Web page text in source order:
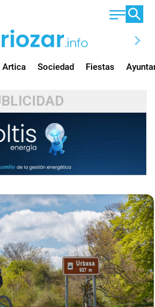
chevron_right
Artica Sociedad Fiestas